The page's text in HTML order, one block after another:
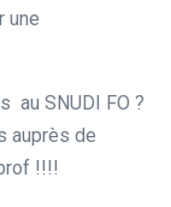
une
au SNUDI FO ?
auprès de
!!!!